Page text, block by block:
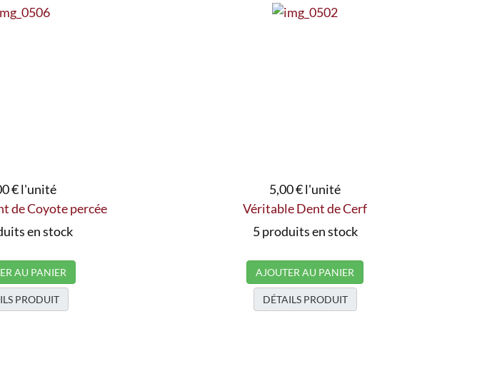
€l'unité
de Coyote percée
en stock
AU PANIER
PRODUIT
5,00 €l'unité
Véritable Dent de Cerf
5 produits en stock
AJOUTER AU PANIER
DÉTAILS PRODUIT